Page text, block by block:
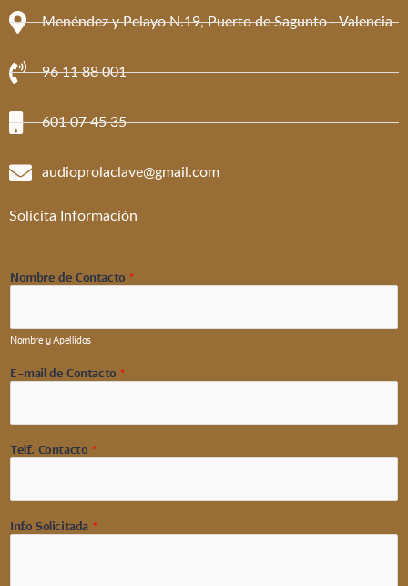
Menéndez y Pelayo N.19, Puerto de Sagunto - Valencia
96 11 88 001
601 07 45 35
audioprolaclave@gmail.com
Solicita Información
Nombre de Contacto *
Nombre y Apellidos
E-mail de Contacto *
Telf. Contacto *
Info Solicitada *